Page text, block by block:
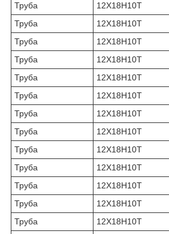
Труба
12Х18Н10Т
Труба
12Х18Н10Т
Труба
12Х18Н10Т
Труба
12Х18Н10Т
Труба
12Х18Н10Т
Труба
12Х18Н10Т
Труба
12Х18Н10Т
Труба
12Х18Н10Т
Труба
12Х18Н10Т
Труба
12Х18Н10Т
Труба
12Х18Н10Т
Труба
12Х18Н10Т
Труба
12Х18Н10Т